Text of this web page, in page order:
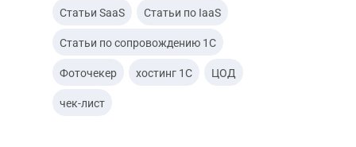
Статьи SaaS Статьи по IaaS
Статьи по сопровождению 1С
Фоточекер хостинг 1С ЦОД
чек-лист